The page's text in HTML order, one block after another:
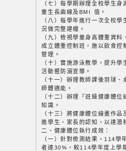
（七）每學期辦理全校學生
童生長曲線及BMI 值。
（八）每學年進行一次全校
況做完整建檔。
（九）檢視學童身高體重資
成立體重控制班，施以飲食控
管理。
（十）實施游泳教學，提升
活動暨防溺宣導。
（十一）辦理教師課後羽球
師體適能。
（十二）辦理「班級健康體
知識。
（十三）將健康體位繪畫作
進學生、家長的認知，以達潛
二、健康體位執行成效：
（一）針對檢測結果，114學
者達30%，較114學年度上學